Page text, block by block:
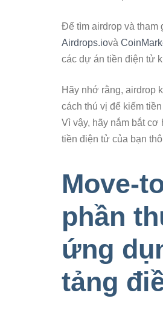
Để tìm airdrop và tham
Airdrops.iovà
các dự án tiền điện tử
Hãy nhớ rằng, airdrop
cách thú vị để kiếm
Vì vậy, hãy nắm bắt
tiền điện tử của bạn
Move-
phần
ứng
tảng